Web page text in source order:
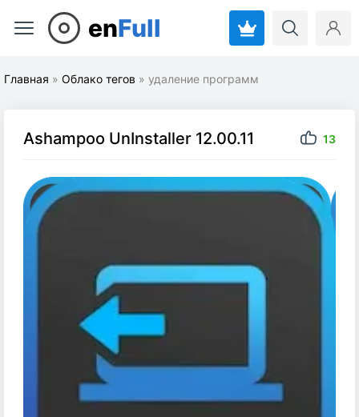
enFull
Главная » Облако тегов » удаление программ
Ashampoo UnInstaller 12.00.11 13